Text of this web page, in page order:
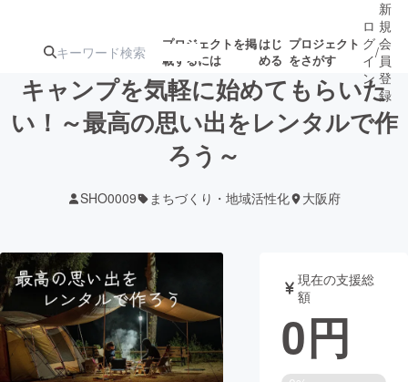
プロジェクトを掲
載するには
はじ
める
プロジェクト
をさがす
注目の新着プロ 募集終了が近いプ
テクノロジー・ガジェット
映像・映画 書籍・雑誌
ロ
グ
イ
ン
/
新
規
会
員
登
録
キャンプを気軽に始めてもらいた
い！～最高の思い出をレンタルで作
ろう～
SHO0009 まちづくり・地域活性化 大阪府
現在の支援総
額
0円